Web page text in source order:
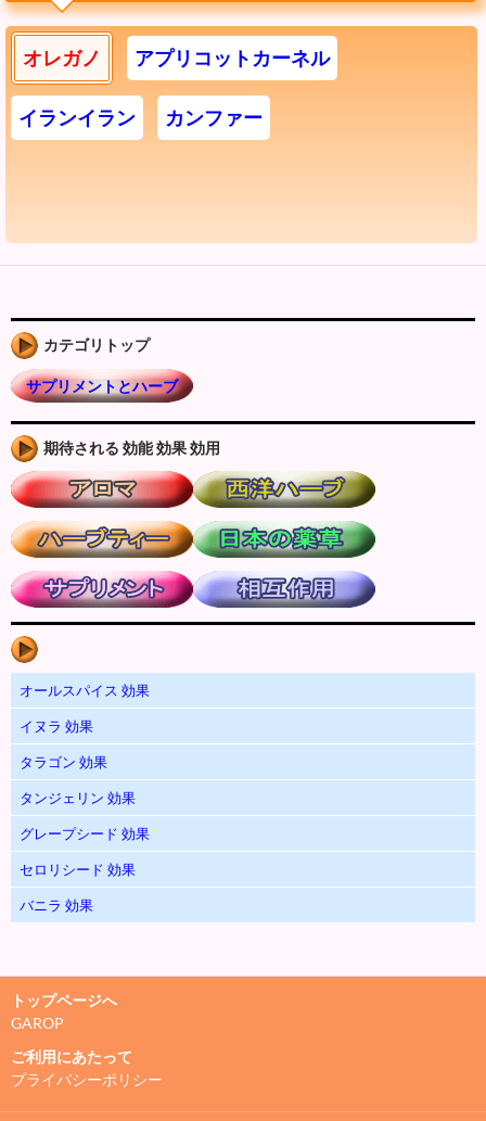
オレガノ アプリコットカーネル
イランイラン カンファー
カテゴリトップ
サプリメントとハーブ
期待される 効能 効果 効用
オールスパイス 効果
イヌラ 効果
タラゴン 効果
タンジェリン 効果
グレープシード 効果
セロリシード 効果
バニラ 効果
トップページへ
GAROP
ご利用にあたって
プライバシーポリシー